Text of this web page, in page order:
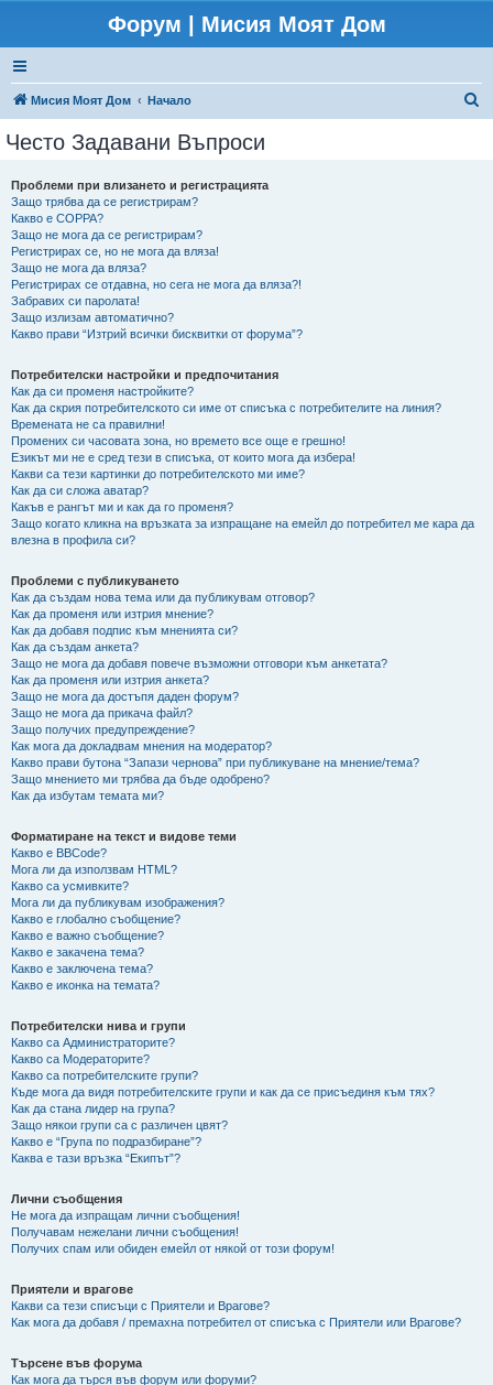
Форум | Мисия Моят Дом
Мисия Моят Дом Начало
Често Задавани Въпроси
Проблеми при влизането и регистрацията
Защо трябва да се регистрирам?
Какво е COPPA?
Защо не мога да се регистрирам?
Регистрирах се, но не мога да вляза!
Защо не мога да вляза?
Регистрирах се отдавна, но сега не мога да вляза?!
Забравих си паролата!
Защо излизам автоматично?
Какво прави “Изтрий всички бисквитки от форума”?
Потребителски настройки и предпочитания
Как да си променя настройките?
Как да скрия потребителското си име от списъка с потребителите на линия?
Времената не са правилни!
Промених си часовата зона, но времето все още е грешно!
Езикът ми не е сред тези в списъка, от които мога да избера!
Какви са тези картинки до потребителското ми име?
Как да си сложа аватар?
Какъв е рангът ми и как да го променя?
Защо когато кликна на връзката за изпращане на емейл до потребител ме кара да
влезна в профила си?
Проблеми с публикуването
Как да създам нова тема или да публикувам отговор?
Как да променя или изтрия мнение?
Как да добавя подпис към мненията си?
Как да създам анкета?
Защо не мога да добавя повече възможни отговори към анкетата?
Как да променя или изтрия анкета?
Защо не мога да достъпя даден форум?
Защо не мога да прикача файл?
Защо получих предупреждение?
Как мога да докладвам мнения на модератор?
Какво прави бутона “Запази чернова” при публикуване на мнение/тема?
Защо мнението ми трябва да бъде одобрено?
Как да избутам темата ми?
Форматиране на текст и видове теми
Какво е BBCode?
Мога ли да използвам HTML?
Какво са усмивките?
Мога ли да публикувам изображения?
Какво е глобално съобщение?
Какво е важно съобщение?
Какво е закачена тема?
Какво е заключена тема?
Какво е иконка на темата?
Потребителски нива и групи
Какво са Администраторите?
Какво са Модераторите?
Какво са потребителските групи?
Къде мога да видя потребителските групи и как да се присъединя към тях?
Как да стана лидер на група?
Защо някои групи са с различен цвят?
Какво е “Група по подразбиране”?
Каква е тази връзка “Екипът”?
Лични съобщения
Не мога да изпращам лични съобщения!
Получавам нежелани лични съобщения!
Получих спам или обиден емейл от някой от този форум!
Приятели и врагове
Какви са тези списъци с Приятели и Врагове?
Как мога да добавя / премахна потребител от списъка с Приятели или Врагове?
Търсене във форума
Как мога да търся във форум или форуми?